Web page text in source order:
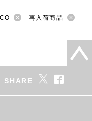
再入荷商品
SHARE